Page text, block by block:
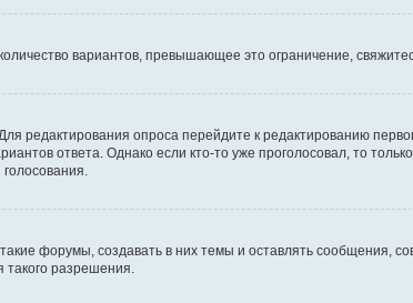
вариантов, превышающее это ограничение,
редактирования опроса перейдите к редактированию
ответа. Однако если кто-то уже проголосовал, то
форумы, создавать в них темы и оставлять сообщения,
разрешения.